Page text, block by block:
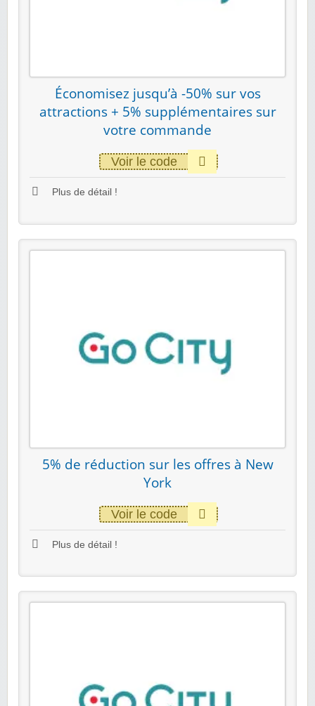
Économisez jusqu’à -50% sur vos
attractions + 5% supplémentaires sur
votre commande
Voir le code
Plus de détail !
5% de réduction sur les offres à New
York
Voir le code
Plus de détail !